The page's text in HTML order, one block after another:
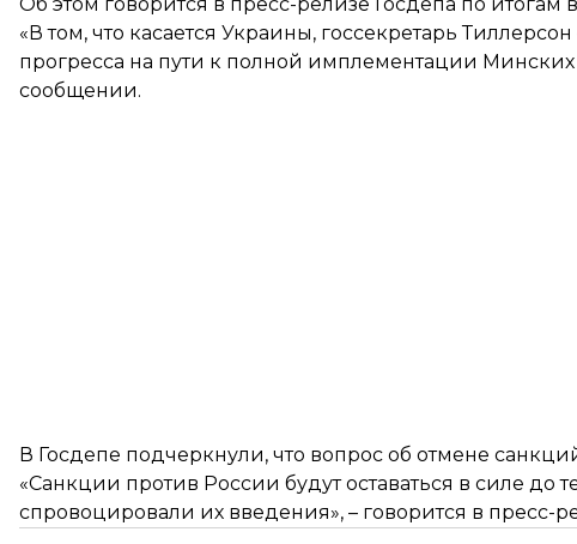
«В том, что касается Украины, госсекретарь
прогресса на пути к полной имплементации Минских
сообщении.
В Госдепе подчеркнули, что вопрос об отмене
«Санкции против России будут оставаться в силе до
спровоцировали их введения», – говорится в пресс-